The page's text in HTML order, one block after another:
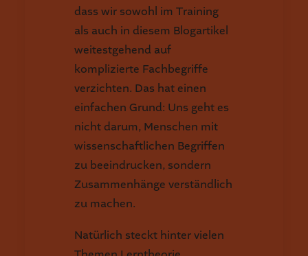
dass wir sowohl im Training
als auch in diesem Blogartikel
weitestgehend auf
komplizierte Fachbegriffe
verzichten. Das hat einen
einfachen Grund: Uns geht es
nicht darum, Menschen mit
wissenschaftlichen Begriffen
zu beeindrucken, sondern
Zusammenhänge verständlich
zu machen.
Natürlich steckt hinter vielen